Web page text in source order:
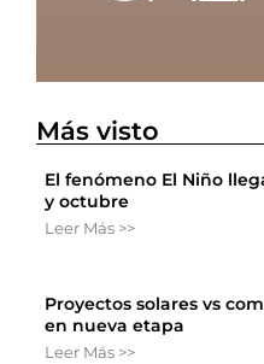
Más visto
El fenómeno El Niño
y octubre
Leer Más >>
Proyectos solares vs
en nueva etapa
Leer Más >>